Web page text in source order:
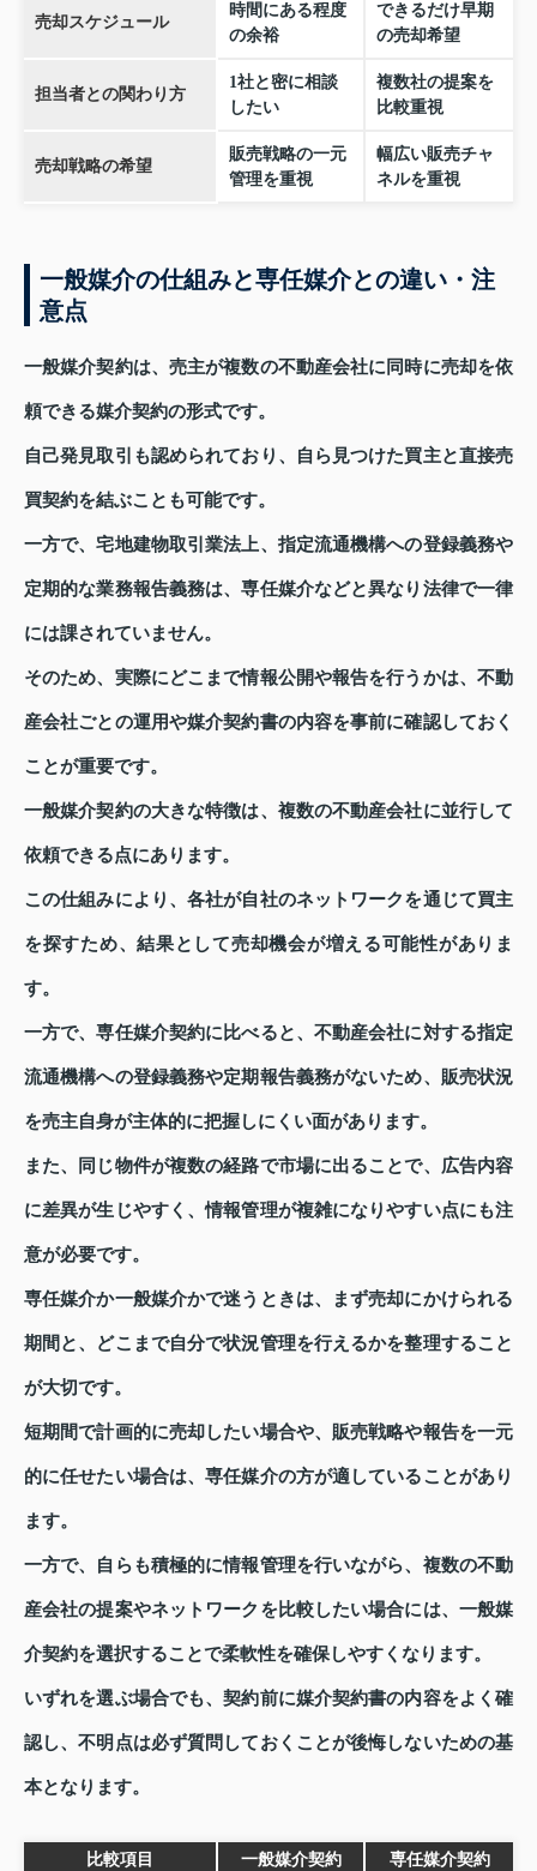
売却スケジュール
時間にある程度
の余裕
できるだけ早期
の売却希望
担当者との関わり方
1社と密に相談
したい
複数社の提案を
比較重視
売却戦略の希望
販売戦略の一元
管理を重視
幅広い販売チャ
ネルを重視
一般媒介の仕組みと専任媒介との違い・注
意点
一般媒介契約は、売主が複数の不動産会社に同時に売却を依
頼できる媒介契約の形式です。
自己発見取引も認められており、自ら見つけた買主と直接売
買契約を結ぶことも可能です。
一方で、宅地建物取引業法上、指定流通機構への登録義務や
定期的な業務報告義務は、専任媒介などと異なり法律で一律
には課されていません。
そのため、実際にどこまで情報公開や報告を行うかは、不動
産会社ごとの運用や媒介契約書の内容を事前に確認しておく
ことが重要です。
一般媒介契約の大きな特徴は、複数の不動産会社に並行して
依頼できる点にあります。
この仕組みにより、各社が自社のネットワークを通じて買主
を探すため、結果として売却機会が増える可能性がありま
す。
一方で、専任媒介契約に比べると、不動産会社に対する指定
流通機構への登録義務や定期報告義務がないため、販売状況
を売主自身が主体的に把握しにくい面があります。
また、同じ物件が複数の経路で市場に出ることで、広告内容
に差異が生じやすく、情報管理が複雑になりやすい点にも注
意が必要です。
専任媒介か一般媒介かで迷うときは、まず売却にかけられる
期間と、どこまで自分で状況管理を行えるかを整理すること
が大切です。
短期間で計画的に売却したい場合や、販売戦略や報告を一元
的に任せたい場合は、専任媒介の方が適していることがあり
ます。
一方で、自らも積極的に情報管理を行いながら、複数の不動
産会社の提案やネットワークを比較したい場合には、一般媒
介契約を選択することで柔軟性を確保しやすくなります。
いずれを選ぶ場合でも、契約前に媒介契約書の内容をよく確
認し、不明点は必ず質問しておくことが後悔しないための基
本となります。
比較項目 一般媒介契約 専任媒介契約